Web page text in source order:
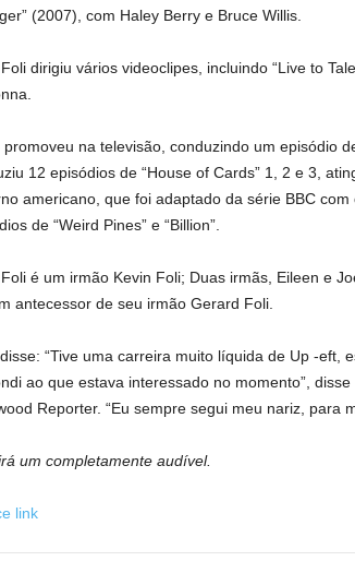
(2007), com Haley Berry e Bruce Willis.
dirigiu vários videoclipes, incluindo “Live to
promoveu na televisão, conduzindo um episódio
12 episódios de “House of Cards” 1, 2 e 3,
americano, que foi adaptado da série BBC
de “Weird Pines” e “Billion”.
é um irmão Kevin Foli; Duas irmãs, Eileen e
antecessor de seu irmão Gerard Foli.
“Tive uma carreira muito líquida de Up -eft,
ao que estava interessado no momento”, disse
Reporter. “Eu sempre segui meu nariz, para
um completamente audível.
link